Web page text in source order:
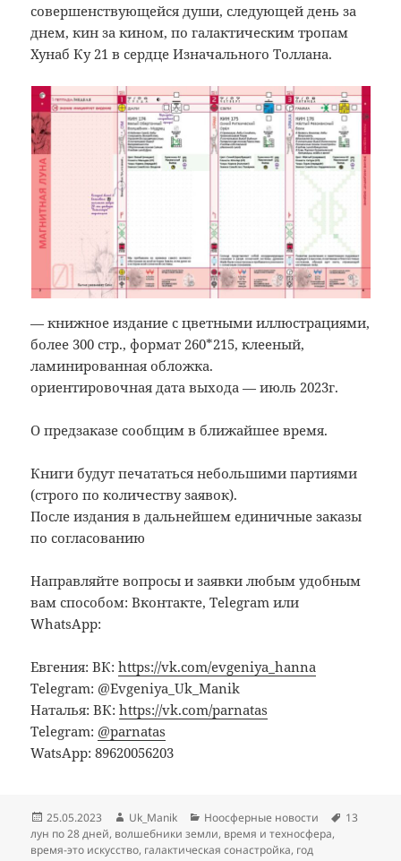
совершенствующейся души, следующей день за
днем, кин за кином, по галактическим тропам
Хунаб Ку 21 в сердце Изначального Толлана.
— книжное издание с цветными иллюстрациями,
более 300 стр., формат 260*215, клееный,
ламинированная обложка.
ориентировочная дата выхода — июль 2023г.
О предзаказе сообщим в ближайшее время.
Книги будут печататься небольшими партиями
(строго по количеству заявок).
После издания в дальнейшем единичные заказы
по согласованию
Направляйте вопросы и заявки любым удобным
вам способом: Вконтакте, Тelegram или
WhatsApp:
Евгения: ВК:https://vk.com/evgeniya_hanna
Тelegram: @Evgeniya_Uk_Manik
Наталья: ВК:https://vk.com/parnatas
Тelegram: @parnatas
WatsApp: 89620056203
Опубликовано
25.05.2023 Автор
Uk_Manik Рубрики
Ноосферные новости Метки
13
лун по 28 дней, волшебники земли, время и техносфера,
время-это искусство, галактическая сонастройка, год